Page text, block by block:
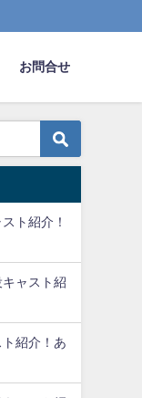
お問合せ
ト紹介！
キャスト紹
ト紹介！あ